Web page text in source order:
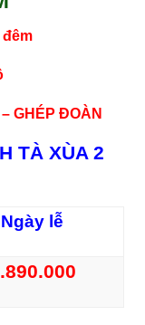
GHÉP ĐOÀN
TÀ XÙA 2
Ngày lễ